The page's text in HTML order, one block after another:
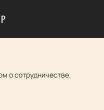
о сотрудничестве.